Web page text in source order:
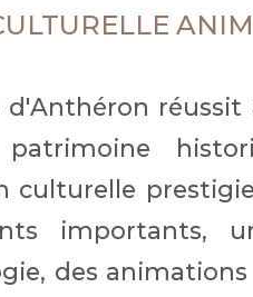
d'Anthéron réussit
culturelle
importants,
des